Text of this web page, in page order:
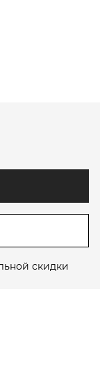
скидки